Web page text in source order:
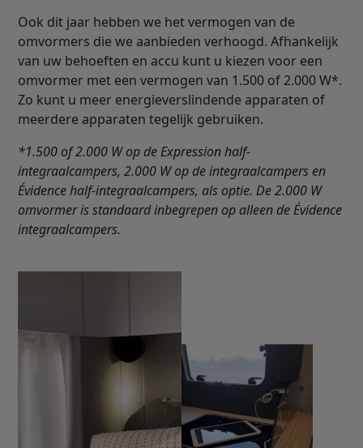
Ook dit jaar hebben we het vermogen van de
omvormers die we aanbieden verhoogd. Afhankelijk
van uw behoeften en accu kunt u kiezen voor een
omvormer met een vermogen van 1.500 of 2.000 W*.
Zo kunt u meer energieverslindende apparaten of
meerdere apparaten tegelijk gebruiken.
*1.500 of 2.000 W op de Expression half-
integraalcampers, 2.000 W op de integraalcampers en
Évidence half-integraalcampers, als optie. De 2.000 W
omvormer is standaard inbegrepen op alleen de Évidence
integraalcampers.